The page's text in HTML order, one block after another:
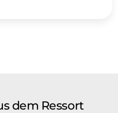
dem Ressort